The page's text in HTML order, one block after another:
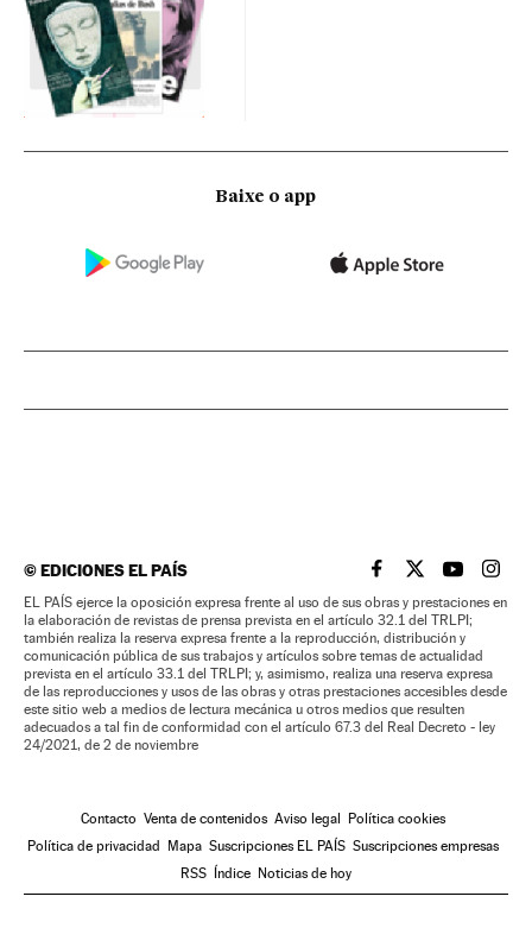
Baixe o app
©EDICIONES EL PAÍS EL PAÍS BRASIL EN
EL PAÍSEL PAÍS
EL
EL PAÍS ejerce la oposición expresa frente al uso de sus obras y prestaciones en
la elaboración de revistas de prensa prevista en el artículo 32.1 del TRLPI;
también realiza la reserva expresa frente a la reproducción, distribución y
comunicación pública de sus trabajos y artículos sobre temas de actualidad
prevista en el artículo 33.1 del TRLPI; y, asimismo, realiza una reserva expresa
de las reproducciones y usos de las obras y otras prestaciones accesibles desde
este sitio web a medios de lectura mecánica u otros medios que resulten
adecuados a tal fin de conformidad con el artículo 67.3 del Real Decreto - ley
24/2021, de 2 de noviembre
Contacto Venta de contenidos Aviso legal Política cookies
Política de privacidad Mapa Suscripciones EL PAÍS Suscripciones empresas
RSS Índice Noticias de hoy